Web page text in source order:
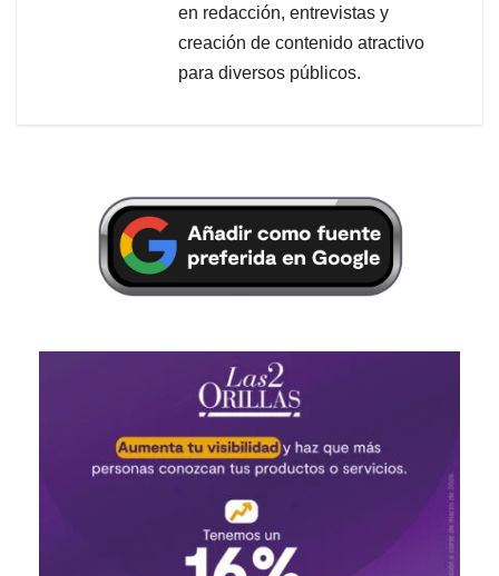
en redacción, entrevistas y
creación de contenido atractivo
para diversos públicos.